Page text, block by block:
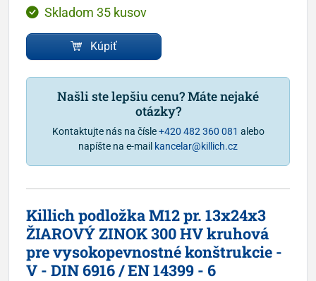
Skladom 35 kusov
Kúpiť
Našli ste lepšiu cenu? Máte nejaké
otázky?
Kontaktujte nás na čísle+420 482 360 081 alebo
napíšte na e-mail kancelar@killich.cz
Killich podložka M12 pr. 13x24x3
ŽIAROVÝ ZINOK 300 HV kruhová
pre vysokopevnostné konštrukcie -
V - DIN 6916 / EN 14399 - 6